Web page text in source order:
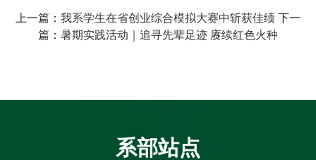
上一篇： 我系学生在省创业综合模拟大赛中斩获佳绩 下一
篇： 暑期实践活动｜追寻先辈足迹 赓续红色火种
系部站点